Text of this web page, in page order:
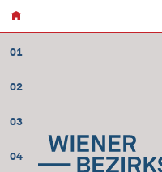
01
02
03
04